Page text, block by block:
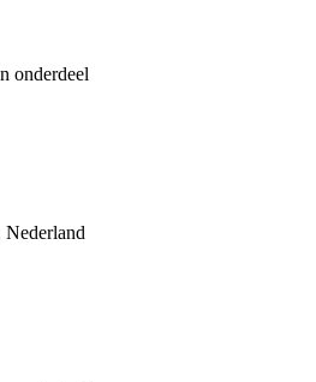
onderdeel
Nederland